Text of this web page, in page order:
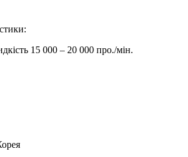
15 000 – 20 000 про./мін.